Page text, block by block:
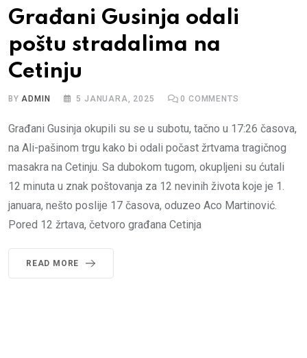
Građani Gusinja odali
poštu stradalima na
Cetinju
BYADMIN 5 JANUARA, 2025 0 COMMENTS
Građani Gusinja okupili su se u subotu, tačno u 17:26 časova,
na Ali-pašinom trgu kako bi odali počast žrtvama tragičnog
masakra na Cetinju. Sa dubokom tugom, okupljeni su ćutali
12 minuta u znak poštovanja za 12 nevinih života koje je 1.
januara, nešto poslije 17 časova, oduzeo Aco Martinović.
Pored 12 žrtava, četvoro građana Cetinja
READ MORE